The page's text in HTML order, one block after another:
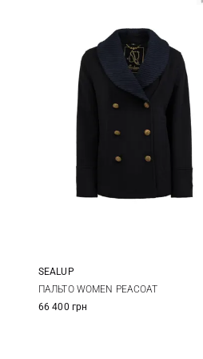
38 40 42
SEALUP
ПАЛЬТО WOMEN PEACOAT
66 400 грн